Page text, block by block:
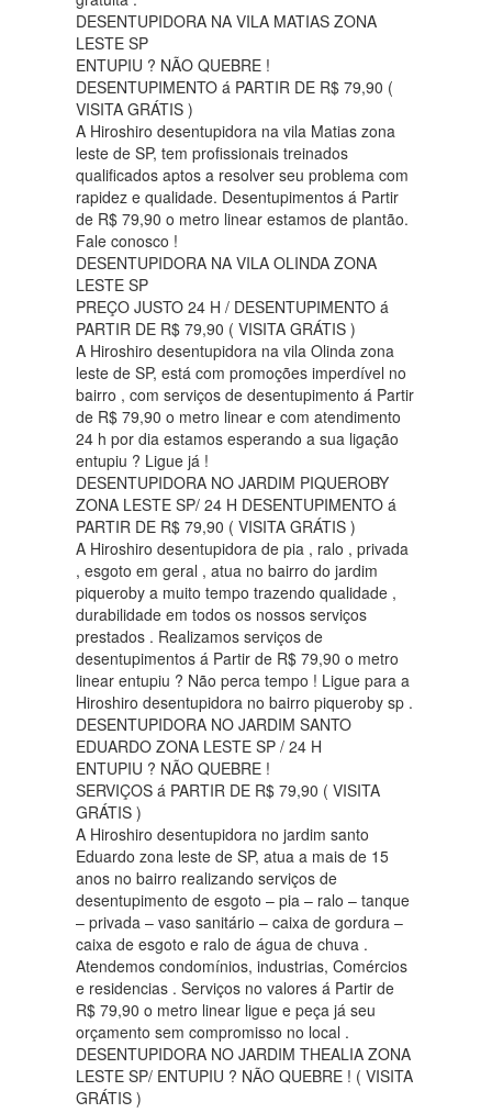
DESENTUPIDORA NA VILA MATIAS ZONA
LESTE SP
ENTUPIU ? NÃO QUEBRE !
DESENTUPIMENTO á PARTIR DE R$ 79,90 (
VISITA GRÁTIS )
A Hiroshiro desentupidora na vila Matias zona
leste de SP, tem profissionais treinados
qualificados aptos a resolver seu problema com
rapidez e qualidade. Desentupimentos á Partir
de R$ 79,90 o metro linear estamos de plantão.
Fale conosco !
DESENTUPIDORA NA VILA OLINDA ZONA
LESTE SP
PREÇO JUSTO 24 H / DESENTUPIMENTO á
PARTIR DE R$ 79,90 ( VISITA GRÁTIS )
A Hiroshiro desentupidora na vila Olinda zona
leste de SP, está com promoções imperdível no
bairro , com serviços de desentupimento á Partir
de R$ 79,90 o metro linear e com atendimento
24 h por dia estamos esperando a sua ligação
entupiu ? Ligue já !
DESENTUPIDORA NO JARDIM PIQUEROBY
ZONA LESTE SP/ 24 H DESENTUPIMENTO á
PARTIR DE R$ 79,90 ( VISITA GRÁTIS )
A Hiroshiro desentupidora de pia , ralo , privada
, esgoto em geral , atua no bairro do jardim
piqueroby a muito tempo trazendo qualidade ,
durabilidade em todos os nossos serviços
prestados . Realizamos serviços de
desentupimentos á Partir de R$ 79,90 o metro
linear entupiu ? Não perca tempo ! Ligue para a
Hiroshiro desentupidora no bairro piqueroby sp .
DESENTUPIDORA NO JARDIM SANTO
EDUARDO ZONA LESTE SP / 24 H
ENTUPIU ? NÃO QUEBRE !
SERVIÇOS á PARTIR DE R$ 79,90 ( VISITA
GRÁTIS )
A Hiroshiro desentupidora no jardim santo
Eduardo zona leste de SP, atua a mais de 15
anos no bairro realizando serviços de
desentupimento de esgoto – pia – ralo – tanque
– privada – vaso sanitário – caixa de gordura –
caixa de esgoto e ralo de água de chuva .
Atendemos condomínios, industrias, Comércios
e residencias . Serviços no valores á Partir de
R$ 79,90 o metro linear ligue e peça já seu
orçamento sem compromisso no local .
DESENTUPIDORA NO JARDIM THEALIA ZONA
LESTE SP/ ENTUPIU ? NÃO QUEBRE ! ( VISITA
GRÁTIS )